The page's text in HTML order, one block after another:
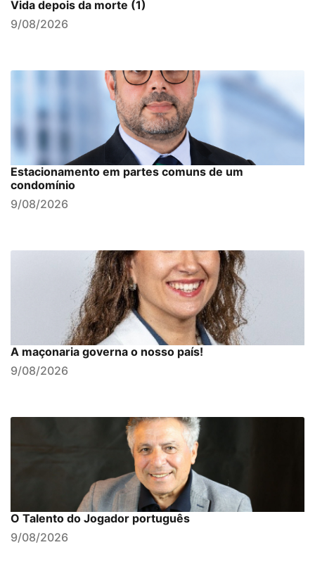
Vida depois da morte (1)
9/08/2026
Estacionamento em partes comuns de um
condomínio
9/08/2026
A maçonaria governa o nosso país!
9/08/2026
O Talento do Jogador português
9/08/2026